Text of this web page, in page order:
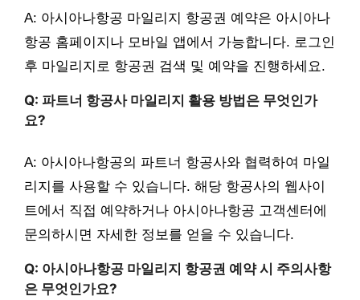
A: 아시아나항공 마일리지 항공권 예약은 아시아나
항공 홈페이지나 모바일 앱에서 가능합니다. 로그인
후 마일리지로 항공권 검색 및 예약을 진행하세요.
Q: 파트너 항공사 마일리지 활용 방법은 무엇인가
요?
A: 아시아나항공의 파트너 항공사와 협력하여 마일
리지를 사용할 수 있습니다. 해당 항공사의 웹사이
트에서 직접 예약하거나 아시아나항공 고객센터에
문의하시면 자세한 정보를 얻을 수 있습니다.
Q: 아시아나항공 마일리지 항공권 예약 시 주의사항
은 무엇인가요?